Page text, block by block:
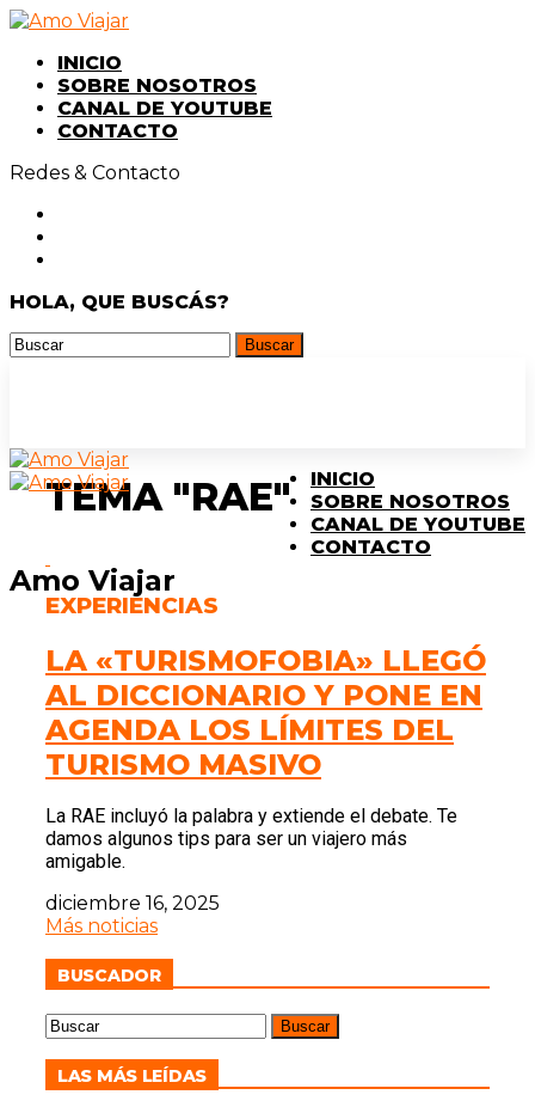
INICIO
SOBRE NOSOTROS
CANAL DE YOUTUBE
CONTACTO
Redes & Contacto
HOLA, QUE BUSCÁS?
Amo Viajar
INICIO
SOBRE NOSOTROS
CANAL DE YOUTUBE
CONTACTO
TEMA "RAE"
EXPERIENCIAS
LA «TURISMOFOBIA» LLEGÓ
AL DICCIONARIO Y PONE EN
AGENDA LOS LÍMITES DEL
TURISMO MASIVO
La RAE incluyó la palabra y extiende el debate. Te
damos algunos tips para ser un viajero más
amigable.
diciembre 16, 2025
Más noticias
BUSCADOR
LAS MÁS LEÍDAS